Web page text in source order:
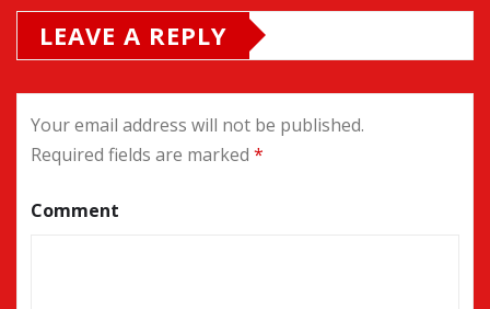
LEAVE A REPLY
Your email address will not be published.
Required fields are marked *
Comment